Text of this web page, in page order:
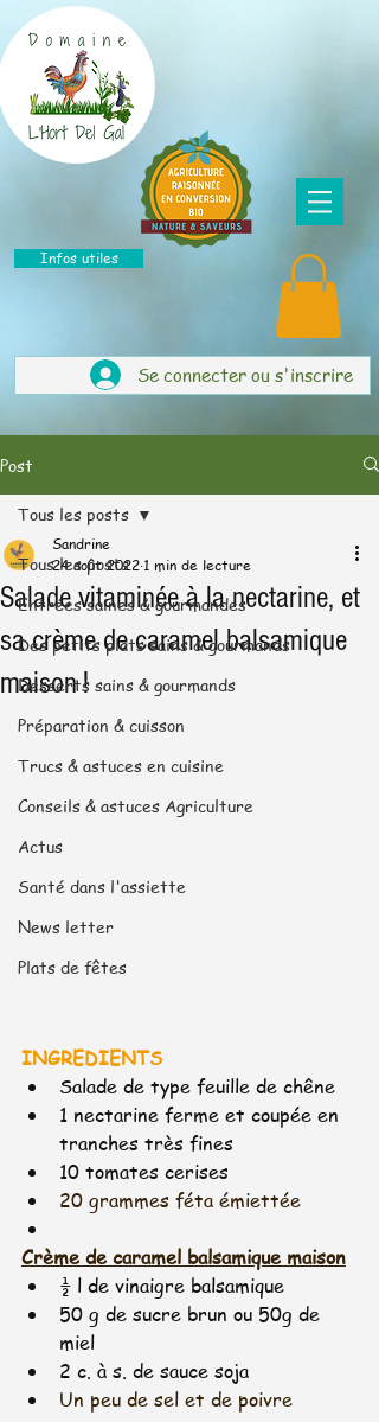
Infos utiles
Se connecter ou s'inscrire
Post
Tous les posts
Entrées saines & gourmandes
Des petits plats sains & gourmands
Desserts sains & gourmands
Préparation & cuisson
Trucs & astuces en cuisine
Conseils & astuces Agriculture
Actus
Santé dans l'assiette
News letter
Plats de fêtes
Tous les posts
Salade vitaminée à la nectarine, et
sa crème de caramel balsamique
maison !
Sandrine
24 août 2022 1 min de lecture
INGREDIENTS
Salade de type feuille de chêne
1 nectarine ferme et coupée en
tranches très fines
10 tomates cerises
20 grammes féta émiettée
Crème de caramel balsamique maison
½ l de vinaigre balsamique
50 g de sucre brun ou 50g de
miel
2 c. à s. de sauce soja
Un peu de sel et de poivre